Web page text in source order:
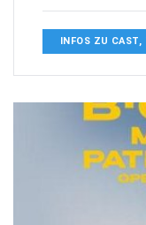
INFOS ZU CAST,